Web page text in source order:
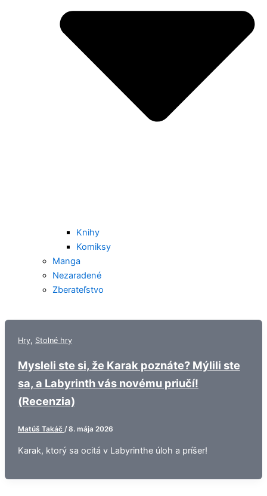
Knihy
Komiksy
Manga
Nezaradené
Zberateľstvo
Hry, Stolné hry
Mysleli ste si, že Karak poznáte? Mýlili ste
sa, a Labyrinth vás novému priučí!
(Recenzia)
Matúš Takáč / 8. mája 2026
Karak, ktorý sa ocitá v Labyrinthe úloh a príšer!